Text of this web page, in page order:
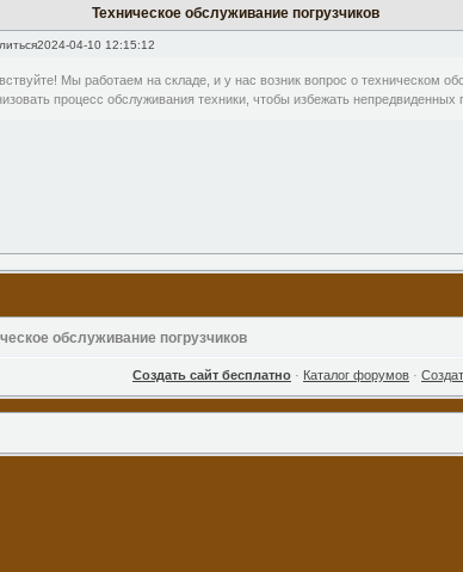
Техническое обслуживание погрузчиков
2024-04-10 12:15:12
Мы работаем на складе, и у нас возник вопрос о техническом
процесс обслуживания техники, чтобы избежать непредвиденных
обслуживание погрузчиков
Создать сайт бесплатно · Каталог форумов ·